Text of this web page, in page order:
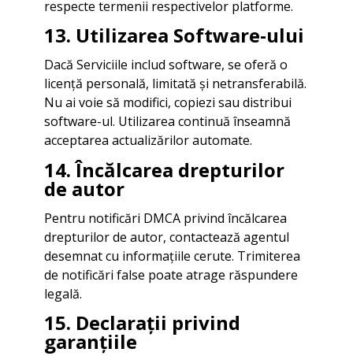
respecte termenii respectivelor platforme.
13. Utilizarea Software-ului
Dacă Serviciile includ software, se oferă o
licență personală, limitată și netransferabilă.
Nu ai voie să modifici, copiezi sau distribui
software-ul. Utilizarea continuă înseamnă
acceptarea actualizărilor automate.
14. Încălcarea drepturilor
de autor
Pentru notificări DMCA privind încălcarea
drepturilor de autor, contactează agentul
desemnat cu informațiile cerute. Trimiterea
de notificări false poate atrage răspundere
legală.
15. Declarații privind
garanțiile